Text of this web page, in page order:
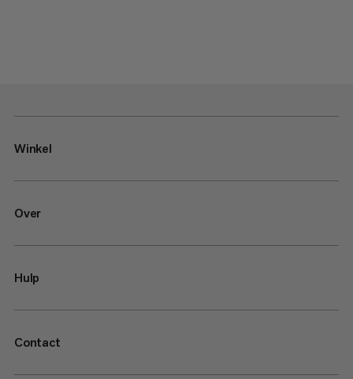
Winkel
Over
Hulp
Contact